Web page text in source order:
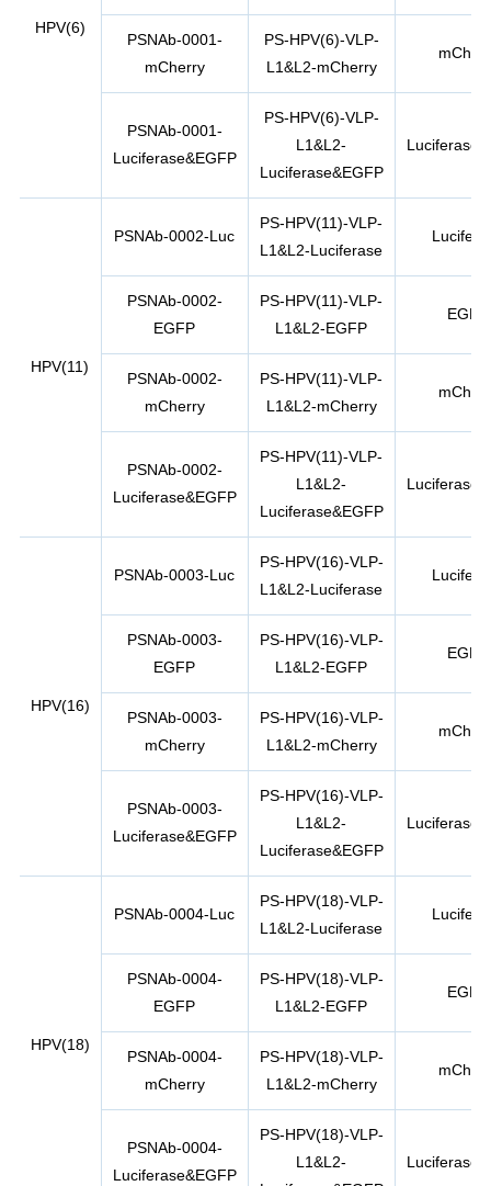
HPV(6)
PSNAb-0001-
mCherry
PS-HPV(6)-VLP-
L1&L2-mCherry
PSNAb-0001-
Luciferase&EGFP
PS-HPV(6)-VLP-
L1&L2-
Luciferase&EGFP
HPV(11)
PSNAb-0002-Luc
PS-HPV(11)-VLP-
L1&L2-Luciferase
PSNAb-0002-
EGFP
PS-HPV(11)-VLP-
L1&L2-EGFP
EGFP
PSNAb-0002-
mCherry
PS-HPV(11)-VLP-
L1&L2-mCherry
PSNAb-0002-
Luciferase&EGFP
PS-HPV(11)-VLP-
L1&L2-
Luciferase&EGFP
HPV(16)
PSNAb-0003-Luc
PS-HPV(16)-VLP-
L1&L2-Luciferase
PSNAb-0003-
EGFP
PS-HPV(16)-VLP-
L1&L2-EGFP
EGFP
PSNAb-0003-
mCherry
PS-HPV(16)-VLP-
L1&L2-mCherry
PSNAb-0003-
Luciferase&EGFP
PS-HPV(16)-VLP-
L1&L2-
Luciferase&EGFP
HPV(18)
PSNAb-0004-Luc
PS-HPV(18)-VLP-
L1&L2-Luciferase
PSNAb-0004-
EGFP
PS-HPV(18)-VLP-
L1&L2-EGFP
EGFP
PSNAb-0004-
mCherry
PS-HPV(18)-VLP-
L1&L2-mCherry
PSNAb-0004-
Luciferase&EGFP
PS-HPV(18)-VLP-
L1&L2-